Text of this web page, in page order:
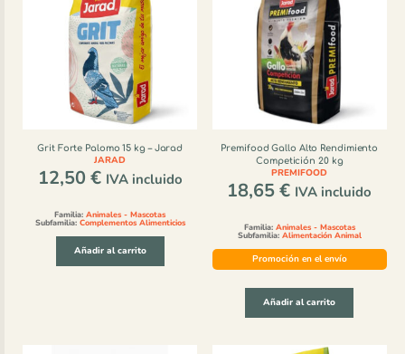
Grit Forte Palomo 15 kg – Jarad
JARAD
12,50 € IVA incluido
Familia:Animales - Mascotas
Subfamilia: Complementos Alimenticios
Añadir al carrito
Premifood Gallo Alto Rendimiento
Competición 20 kg
PREMIFOOD
18,65€ IVA incluido
Familia: Animales - Mascotas
Subfamilia: Alimentación Animal
Promoción en el envío
Añadir al carrito